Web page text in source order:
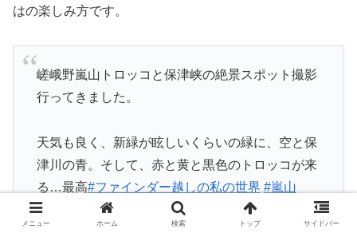
はの楽しみ方です。
嵯峨野嵐山トロッコと保津峡の絶景スポット撮影
行ってきました。
天気も良く、新緑が眩しいくらいの緑に、空と保
津川の青。そして、赤と黄と黒色のトロッコが来
る…最高#ファインダー越しの私の世界 #嵐山
pic.twitter.com/oA6ZeF3Ali
メニュー ホーム 検索 トップ サイドバー